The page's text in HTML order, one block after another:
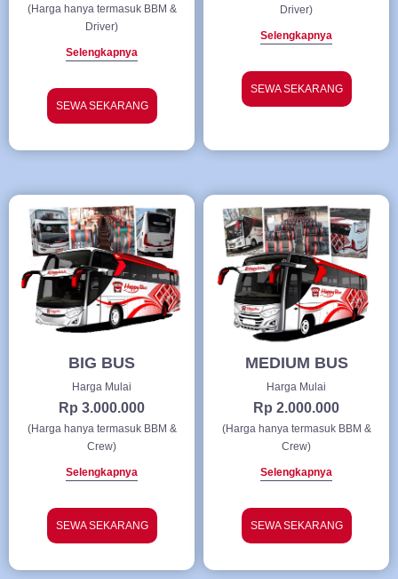
(Harga hanya termasuk BBM &
Driver)
Selengkapnya
SEWA SEKARANG
Driver)
Selengkapnya
SEWA SEKARANG
BIG BUS
Harga Mulai
Rp 3.000.000
(Harga hanya termasuk BBM &
Crew)
Selengkapnya
SEWA SEKARANG
MEDIUM BUS
Harga Mulai
Rp 2.000.000
(Harga hanya termasuk BBM &
Crew)
Selengkapnya
SEWA SEKARANG